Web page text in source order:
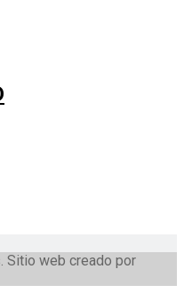
Sitio web creado por